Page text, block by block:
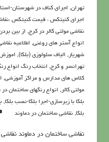
تهران, اجرای کناف در شهرستان-
اجرای کنیتکس ، قیمت کنیتکس
نقاشی مولتی کالر در کرج, از بین
انواع آستر های روغنی, اطلاعيه
شهریار , الیاف سلولوزی (بلکا),
تهرانسر و کرج, انتخاب رنگ انواع
کلاس های مدارس و مراکز آموزشی,
مولتی کالر , انواع رنگهای ساختمان در
بلکا با زیرسازی-اجرا بلکا-نصب بلکا,
بلکا, نقاشی ساختمان در دماوند
نقاشی ساختمان در دماوند